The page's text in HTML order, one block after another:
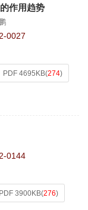
作用趋势
0027
PDF 4695KB(274)
0144
PDF 3900KB(276)